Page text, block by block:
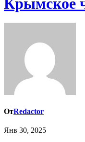
ОтRedactor
Янв 30, 2025